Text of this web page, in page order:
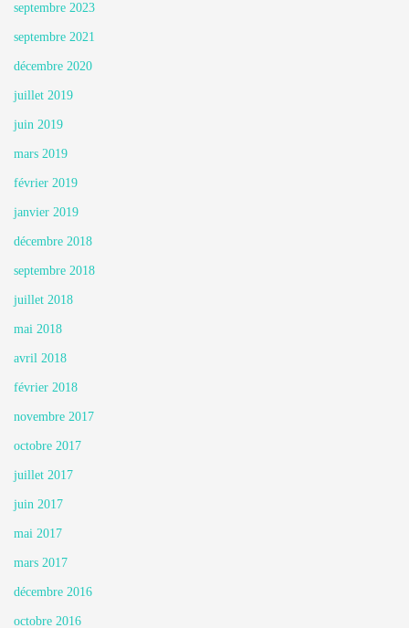
septembre 2023
septembre 2021
décembre 2020
juillet 2019
juin 2019
mars 2019
février 2019
janvier 2019
décembre 2018
septembre 2018
juillet 2018
mai 2018
avril 2018
février 2018
novembre 2017
octobre 2017
juillet 2017
juin 2017
mai 2017
mars 2017
décembre 2016
octobre 2016